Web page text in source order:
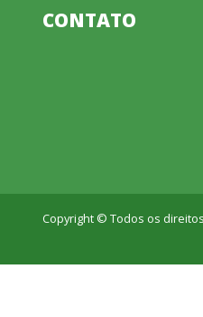
CONTATO
Copyright © Todos os